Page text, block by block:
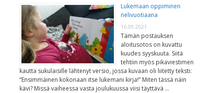
Lukemaan oppiminen
nelivuotiaana
16.09.2021
Tämän postauksen
aloitusotos on kuvattu
kuudes syyskuuta. Siitä
tehtiin myös pikaviestimen
kautta sukulaisille lähtenyt versio, jossa kuvaan oli liitetty teksti:
“Ensimmäinen kokonaan itse lukemani kirja!” Miten tässä näin
kävi? Missä vaiheessa vasta joulukuussa viisi täyttävä …